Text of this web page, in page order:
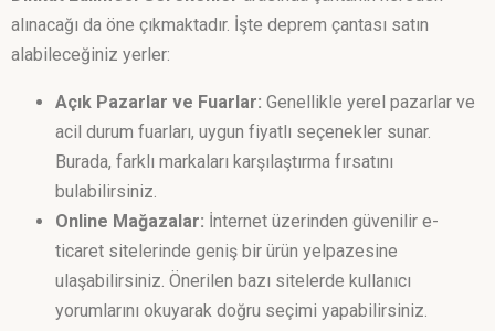
alınacağı da öne çıkmaktadır. İşte deprem çantası satın
alabileceğiniz yerler:
Açık Pazarlar ve Fuarlar: Genellikle yerel pazarlar ve
acil durum fuarları, uygun fiyatlı seçenekler sunar.
Burada, farklı markaları karşılaştırma fırsatını
bulabilirsiniz.
Online Mağazalar: İnternet üzerinden güvenilir e-
ticaret sitelerinde geniş bir ürün yelpazesine
ulaşabilirsiniz. Önerilen bazı sitelerde kullanıcı
yorumlarını okuyarak doğru seçimi yapabilirsiniz.